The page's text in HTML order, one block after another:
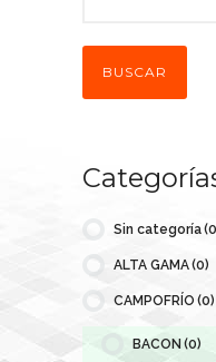
BUSCAR
Sin categoría
ALTA GAMA(0)
CAMPOFRÍO (0)
BACON (0)